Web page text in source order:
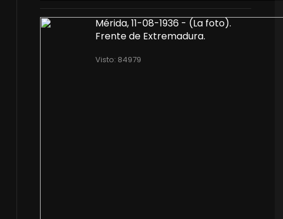
Mérida, 11-08-1936 - (La foto).
Frente de Extremadura.
Visto: 84979